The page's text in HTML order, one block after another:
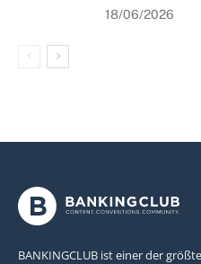
18/06/2026
BANKINGCLUB ist einer der